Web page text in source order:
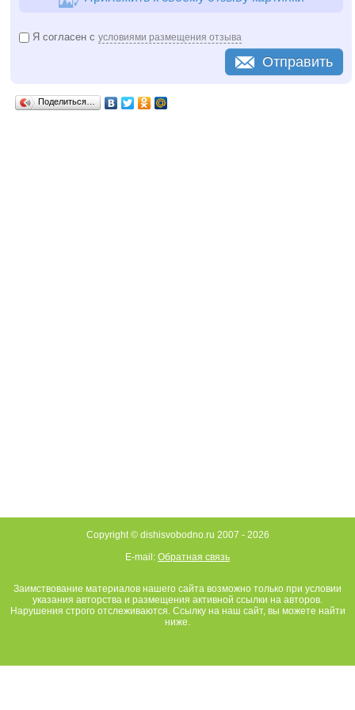
Я согласен с условиями размещения отзыва
Отправить
Поделиться…
Copyright © dishisvobodno.ru 2007 - 2026
E-mail: Обратная связь
Заимствование материалов нашего сайта возможно только при условии
указания авторства и размещения активной ссылки на авторов.
Нарушения строго отслеживаются. Ссылку на наш сайт, вы можете найти
ниже.